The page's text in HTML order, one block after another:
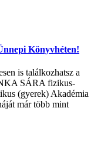
Könyvhéten!
is találkozhatsz a
SÁRA fizikus-
(gyerek) Akadémia
már több mint